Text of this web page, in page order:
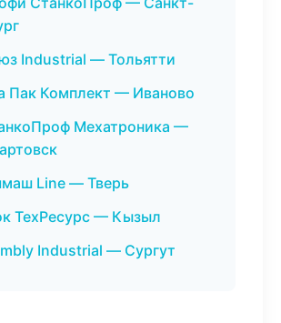
Industrial — Тольятти
Пак Комплект — Иваново
Мехатроника —
Line — Тверь
ТехРесурс — Кызыл
Industrial — Сургут